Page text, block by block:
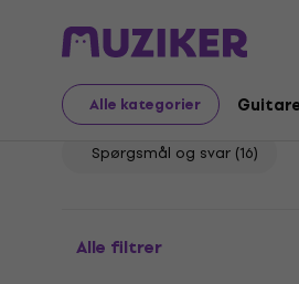
Alle kategorier
Musikinstrumenter Guitarer
Elektriske
Spørgsmål og svar (16)
Alle filtrer